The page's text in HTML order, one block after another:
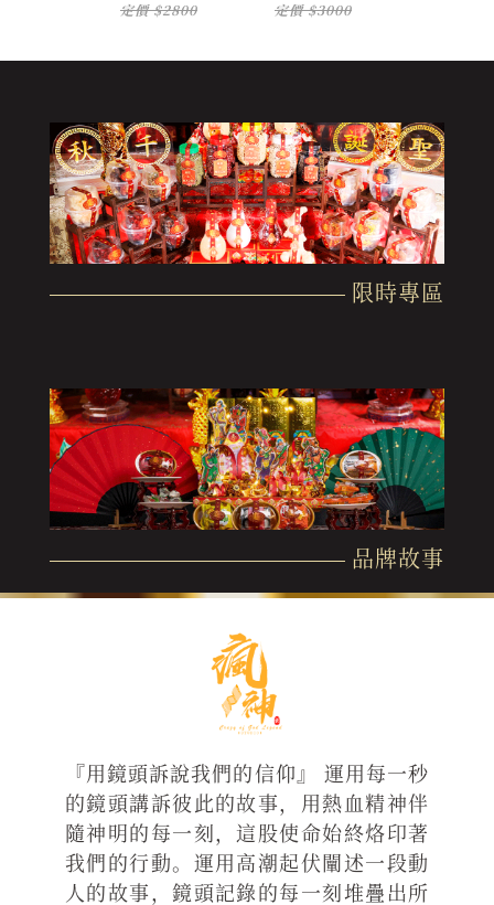
定價 $2800 定價 $3000
限時專區
品牌故事
『用鏡頭訴說我們的信仰』 運用每一秒
的鏡頭講訴彼此的故事，用熱血精神伴
隨神明的每一刻，這股使命始終烙印著
我們的行動。運用高潮起伏闡述一段動
人的故事，鏡頭記錄的每一刻堆疊出所